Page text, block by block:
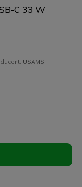
C 33 W
USAMS